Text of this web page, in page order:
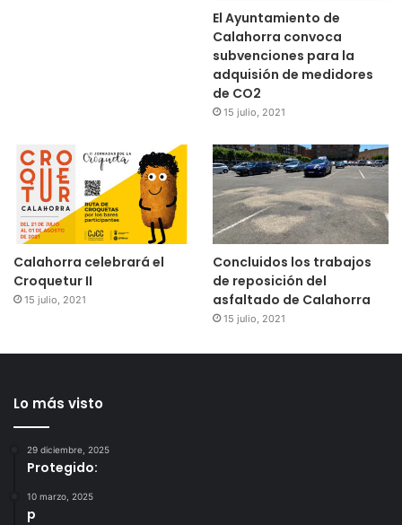
El Ayuntamiento de
Calahorra convoca
subvenciones para la
adquisión de medidores
de CO2
15 julio, 2021
Calahorra celebrará el
Croquetur II
15 julio, 2021
Concluidos los trabajos
de reposición del
asfaltado de Calahorra
15 julio, 2021
Lo más visto
29 diciembre, 2025
Protegido:
10 marzo, 2025
p